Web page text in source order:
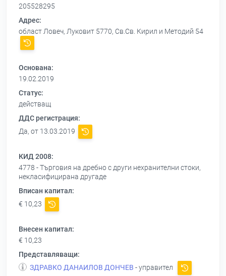
205528295
Адрес:
област Ловеч, Луковит 5770, Св.Св. Кирил и Методий 54
Основана:
19.02.2019
Статус:
действащ
ДДС регистрация:
Да, от 13.03.2019
КИД 2008:
4778 - Търговия на дребно с други нехранителни стоки,
некласифицирана другаде
Вписан капитал:
€ 10,23
Внесен капитал:
€ 10,23
Представляващи:
ЗДРАВКО ДАНАИЛОВ ДОНЧЕВ - управител